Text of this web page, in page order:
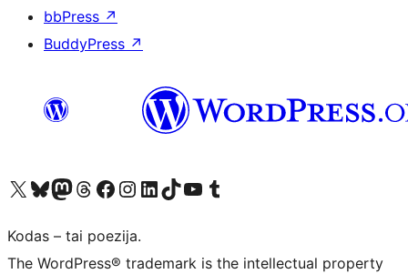
bbPress ↗
BuddyPress ↗
Visit our X (formerly Twitter) account
Apsilankykite mūsų Bluesky paskyroje
Visit our Mastodon account
Apsilankykite mūsų Threads paskyroje
Visit our Facebook page
Visit our Instagram account
Visit our LinkedIn account
Apsilankykite mūsų TikTok paskyroje
Visit our YouTube channel
Apsilankykite mūsų Tumblr paskyroje
Kodas – tai poezija.
The WordPress® trademark is the intellectual property